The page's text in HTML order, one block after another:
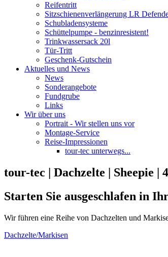
Reifentritt
Sitzschienenverlängerung LR
Schubladensysteme
Schüttelpumpe - benzinresistent!
Trinkwassersack 20l
Tür-Tritt
Geschenk-Gutschein
Aktuelles und News
News
Sonderangebote
Fundgrube
Links
Wir über uns
Portrait - Wir stellen uns vor
Montage-Service
Reise-Impressionen
tour-tec unterwegs...
tour-tec | Dachzelte | Sheepie |
Starten Sie ausgeschlafen in
Wir führen eine Reihe von Dachzelten und
Dachzelte/Markisen